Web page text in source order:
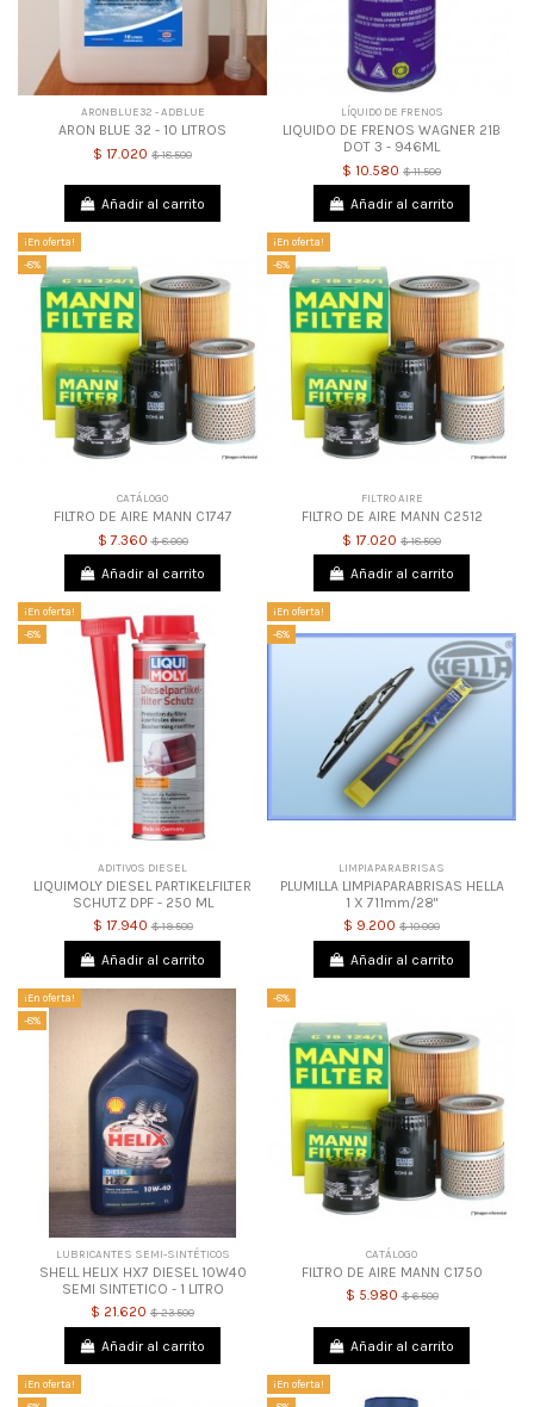
ARONBLUE32 - ADBLUE
ARON BLUE 32 - 10 LITROS
$ 17.020 $ 18.500
Añadir al carrito
LÍQUIDO DE FRENOS
LIQUIDO DE FRENOS WAGNER 21B
DOT 3 - 946ML
$ 10.580 $ 11.500
Añadir al carrito
¡En oferta!
-8%
CATÁLOGO
FILTRO DE AIRE MANN C1747
$ 7.360$ 8.000
Añadir al carrito
¡En oferta!
-8%
FILTRO AIRE
FILTRO DE AIRE MANN C2512
$ 17.020 $ 18.500
Añadir al carrito
¡En oferta!
-8%
ADITIVOS DIESEL
LIQUIMOLY DIESEL PARTIKELFILTER
SCHUTZ DPF - 250 ML
$ 17.940$ 19.500
Añadir al carrito
¡En oferta!
-8%
LIMPIAPARABRISAS
PLUMILLA LIMPIAPARABRISAS HELLA
1 X 711mm/28"
$ 9.200 $ 10.000
Añadir al carrito
¡En oferta!
-8%
LUBRICANTES SEMI-SINTÉTICOS
SHELL HELIX HX7 DIESEL 10W40
SEMI SINTETICO - 1 LITRO
$ 21.620 $ 23.500
Añadir al carrito
-8%
CATÁLOGO
FILTRO DE AIRE MANN C1750
$ 5.980$ 6.500
Añadir al carrito
¡En oferta!
¡En oferta!